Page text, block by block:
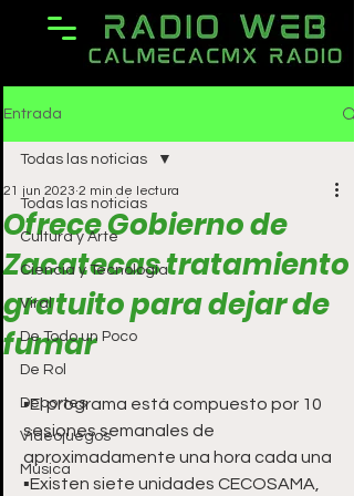
Entrada
Todas las noticias
Cultura y Arte
Ciencia y Tecnología
Viral
De Todo un Poco
De Rol
Deportes
Videojuegos
Música
Todas las noticias
Ofrece Gobierno de
Zacatecas tratamiento
gratuito para dejar de
fumar
21 jun 2023 2 min de lectura
▪️El programa está compuesto por 10
sesiones semanales de
aproximadamente una hora cada una
▪️Existen siete unidades CECOSAMA,